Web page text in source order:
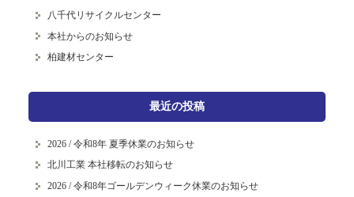
八千代リサイクルセンター
本社からのお知らせ
柏建材センター
最近の投稿
2026 / 令和8年 夏季休業のお知らせ
北川工業 本社移転のお知らせ
2026 / 令和8年ゴールデンウィーク休業のお知らせ